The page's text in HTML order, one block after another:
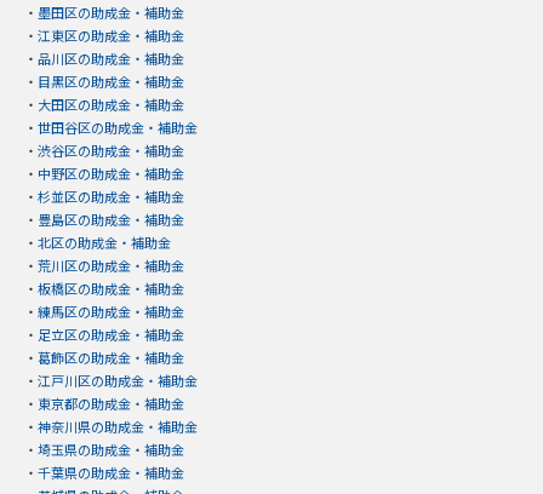
・ 墨田区の助成金・補助金
・ 江東区の助成金・補助金
・ 品川区の助成金・補助金
・ 目黒区の助成金・補助金
・ 大田区の助成金・補助金
・ 世田谷区の助成金・補助金
・ 渋谷区の助成金・補助金
・ 中野区の助成金・補助金
・ 杉並区の助成金・補助金
・ 豊島区の助成金・補助金
・ 北区の助成金・補助金
・ 荒川区の助成金・補助金
・ 板橋区の助成金・補助金
・ 練馬区の助成金・補助金
・ 足立区の助成金・補助金
・ 葛飾区の助成金・補助金
・ 江戸川区の助成金・補助金
・ 東京都の助成金・補助金
・ 神奈川県の助成金・補助金
・ 埼玉県の助成金・補助金
・ 千葉県の助成金・補助金